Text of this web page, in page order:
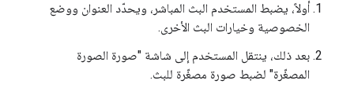
أولاً، يضبط المستخدم البث المباشر، ويحدّد العنوان ووضع
الخصوصية وخيارات البث الأخرى.
بعد ذلك، ينتقل المستخدم إلى شاشة "صورة الصورة
المصغّرة" لضبط صورة مصغّرة للبث.